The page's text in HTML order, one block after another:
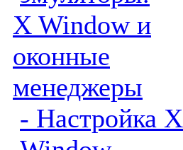
X Window и
оконные
менеджеры
- Настройка X